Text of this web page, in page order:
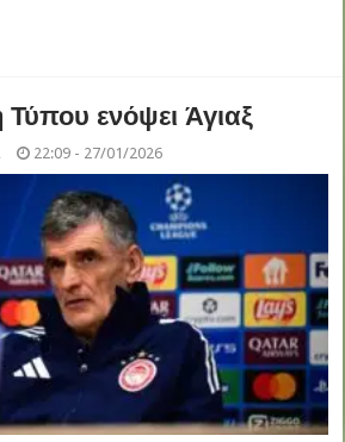
ενόψει Άγιαξ
22:09 - 27/01/2026